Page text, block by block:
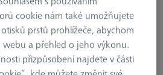
cookie nám také umožňujete
prstů prohlížeče, abychom
webu a přehled o jeho výkonu.
přizpůsobení najdete v části